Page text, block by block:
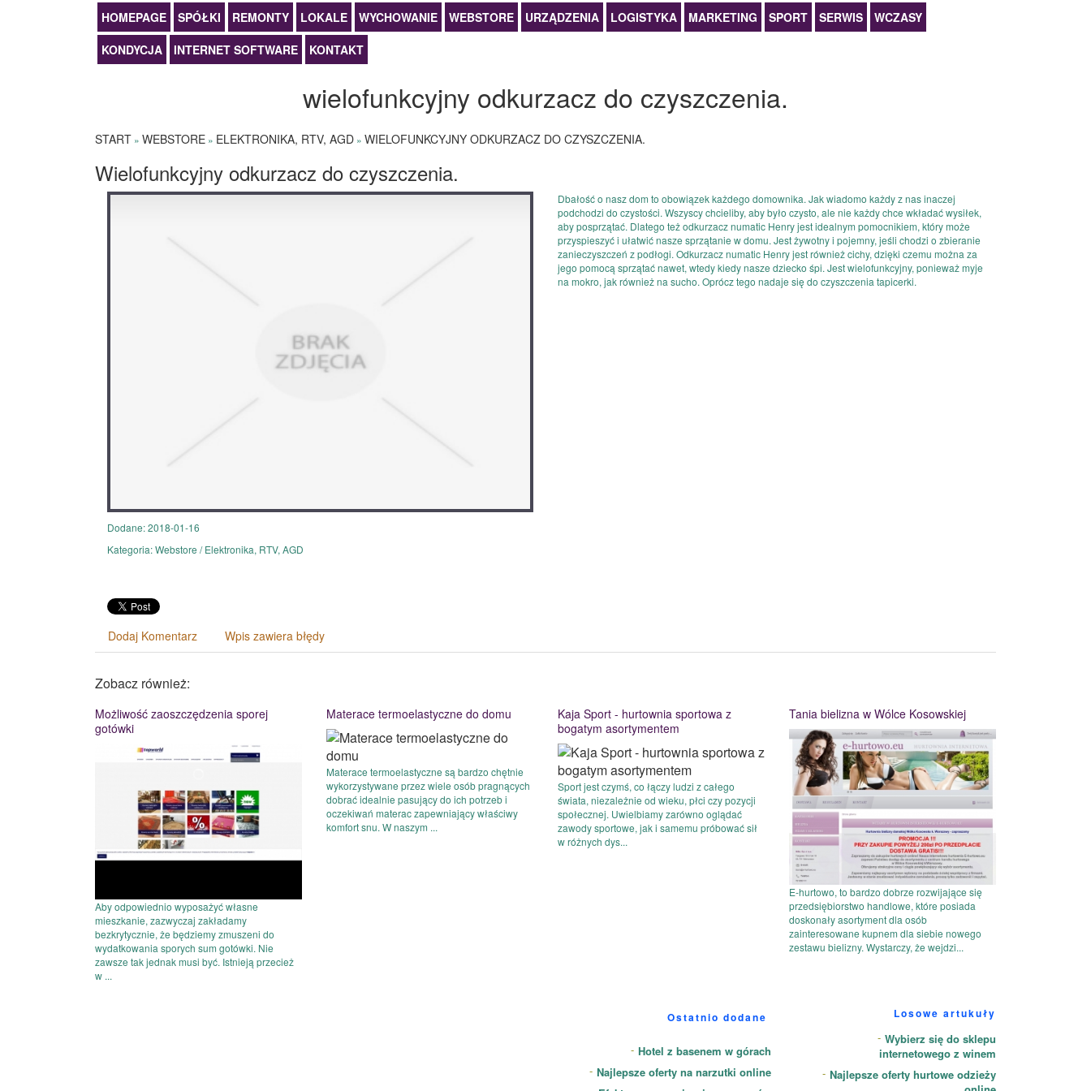
HOMEPAGE SPÓŁKI REMONTY LOKALE WYCHOWANIE WEBSTORE URZĄDZENIA LOGISTYKA MARKETING SPORT SERWIS
WCZASY
KONDYCJA
INTERNET SOFTWARE KONTAKT
wielofunkcyjny odkurzacz do czyszczenia.
START » WEBSTORE » ELEKTRONIKA, RTV, AGD » WIELOFUNKCYJNY ODKURZACZ DO CZYSZCZENIA.
Wielofunkcyjny odkurzacz do czyszczenia.
Dbałość o nasz dom to obowiązek każdego domownika. Jak wiadomo każdy z nas inaczej
podchodzi do czystości. Wszyscy chcieliby, aby było czysto, ale nie każdy chce wkładać wysiłek,
aby posprzątać. Dlatego też odkurzacz numatic Henry jest idealnym pomocnikiem, który może
przyspieszyć i ułatwić nasze sprzątanie w domu. Jest żywotny i pojemny, jeśli chodzi o zbieranie
zanieczyszczeń z podłogi. Odkurzacz numatic Henry jest również cichy, dzięki czemu można za
jego pomocą sprzątać nawet, wtedy kiedy nasze dziecko śpi. Jest wielofunkcyjny, ponieważ myje
na mokro, jak również na sucho. Oprócz tego nadaje się do czyszczenia tapicerki.
Dodane: 2018-01-16
Kategoria: Webstore / Elektronika, RTV, AGD
Dodaj Komentarz Wpis zawiera błędy
Zobacz również:
Możliwość zaoszczędzenia sporej
gotówki
Aby odpowiednio wyposażyć własne
mieszkanie, zazwyczaj zakładamy
bezkrytycznie, że będziemy zmuszeni do
wydatkowania sporych sum gotówki. Nie
zawsze tak jednak musi być. Istnieją przecież
w ...
Materace termoelastyczne do domu
Materace termoelastyczne są bardzo chętnie
wykorzystywane przez wiele osób pragnących
dobrać idealnie pasujący do ich potrzeb i
oczekiwań materac zapewniający właściwy
komfort snu. W naszym ...
Kaja Sport - hurtownia sportowa z
bogatym asortymentem
Sport jest czymś, co łączy ludzi z całego
świata, niezależnie od wieku, płci czy pozycji
społecznej. Uwielbiamy zarówno oglądać
zawody sportowe, jak i samemu próbować sił
w różnych dys...
Tania bielizna w Wólce Kosowskiej
E-hurtowo, to bardzo dobrze rozwijające się
przedsiębiorstwo handlowe, które posiada
doskonały asortyment dla osób
zainteresowane kupnem dla siebie nowego
zestawu bielizny. Wystarczy, że wejdzi...
Ostatnio dodane
Hotel z basenem w górach
Najlepsze oferty na narzutki online
Losowe artukuły
Wybierz się do sklepu
internetowego z winem
Najlepsze oferty hurtowe odzieży